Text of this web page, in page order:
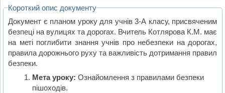
Короткий опис документу
Документ є планом уроку для учнів 3-А класу, присвяченим
безпеці на вулицях та дорогах. Вчитель Котлярова К.М. має
на меті поглибити знання учнів про небезпеки на дорогах,
правила дорожнього руху та важливість дотримання правил
безпеки.
Мета уроку: Ознайомлення з правилами безпеки
пішоходів.